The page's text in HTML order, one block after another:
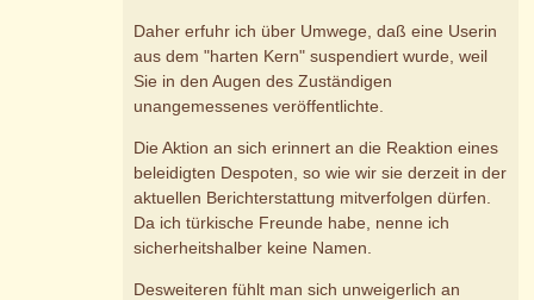
Daher erfuhr ich über Umwege, daß eine Userin
aus dem "harten Kern" suspendiert wurde, weil
Sie in den Augen des Zuständigen
unangemessenes veröffentlichte.
Die Aktion an sich erinnert an die Reaktion eines
beleidigten Despoten, so wie wir sie derzeit in der
aktuellen Berichterstattung mitverfolgen dürfen.
Da ich türkische Freunde habe, nenne ich
sicherheitshalber keine Namen.
Desweiteren fühlt man sich unweigerlich an